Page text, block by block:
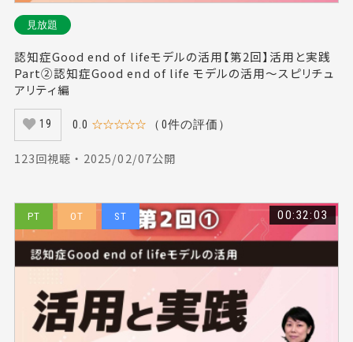
見放題
認知症Good end of lifeモデルの活用【第2回】活用と実践
Part②認知症Good end of life モデルの活用～スピリチュ
アリティ編
19 0.0 ☆☆☆☆☆ （0件の評価）
123回視聴 ・ 2025/02/07公開
PT OT ST 00:32:03